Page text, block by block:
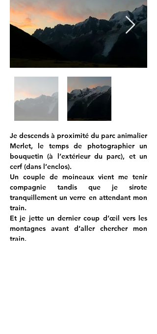
Je descends à proximité du parc animalier
Merlet, le temps de photographier un
bouquetin (à l’extérieur du parc), et un
cerf (dans l’enclos).
Un couple de moineaux vient me tenir
compagnie tandis que je sirote
tranquillement un verre en attendant mon
train.
Et je jette un dernier coup d’œil vers les
montagnes avant d’aller chercher mon
train.